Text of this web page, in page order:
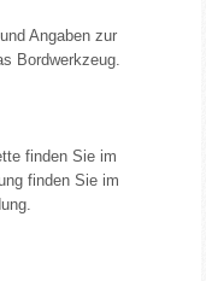
Angaben zur
Bordwerkzeug.
finden Sie im
finden Sie im